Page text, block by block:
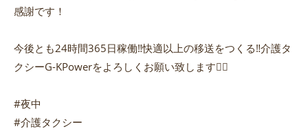
感謝です！
今後とも24時間365日稼働‼︎快適以上の移送をつくる‼︎介護タ
クシーG-KPowerをよろしくお願い致します🙇‍♀️
#夜中
#介護タクシー